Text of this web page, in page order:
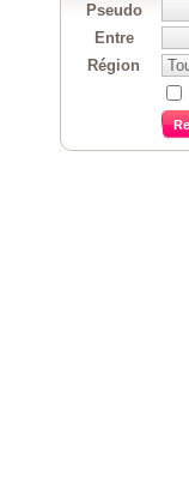
Pseudo
Entre
Région